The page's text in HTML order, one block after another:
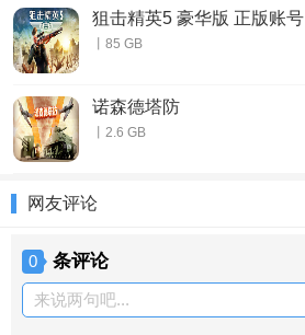
狙击精英5 豪华版 正版账号
丨85 GB
诺森德塔防
丨2.6 GB
网友评论
0 条评论
来说两句吧...